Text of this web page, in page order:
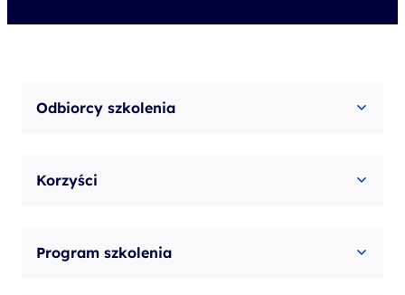
Odbiorcy szkolenia
Korzyści
Program szkolenia